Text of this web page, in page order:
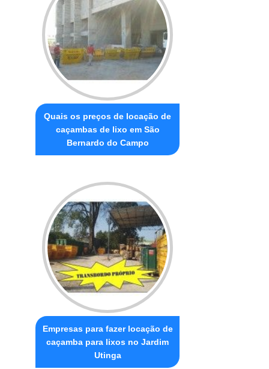
Quais os preços de locação de
caçambas de lixo em São
Bernardo do Campo
Empresas para fazer locação de
caçamba para lixos no Jardim
Utinga